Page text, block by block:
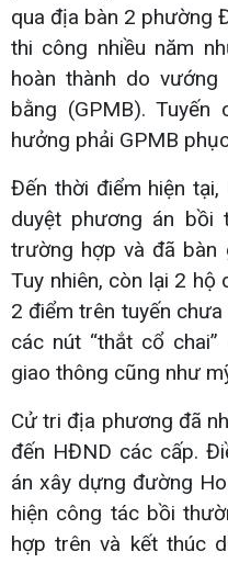
qua địa bàn 2 phường
thi công nhiều năm
hoàn thành do
bằng (GPMB).
hưởng phải GPMB
Đến thời điểm hiện tại,
duyệt phương án
trường hợp và đã bàn
Tuy nhiên, còn lại 2 hộ
2 điểm trên tuyến
các nút “thắt cổ
giao thông cũng như
Cử tri địa phương đã
đến HĐND các cấp.
án xây dựng đường
hiện công tác bồi
hợp trên và kết thúc